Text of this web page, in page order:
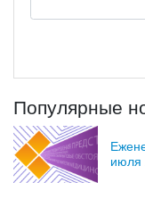
Популярные
июля